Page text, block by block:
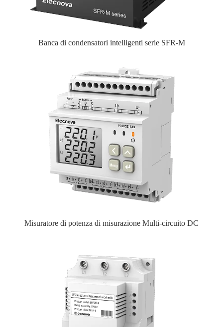
Banca di condensatori intelligenti serie SFR-M
Misuratore di potenza di misurazione Multi-circuito DC